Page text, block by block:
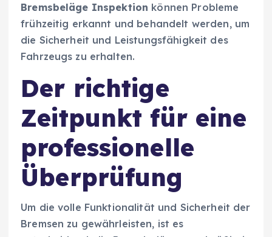
Bremsbeläge Inspektion können Probleme
frühzeitig erkannt und behandelt werden, um
die Sicherheit und Leistungsfähigkeit des
Fahrzeugs zu erhalten.
Der richtige
Zeitpunkt für eine
professionelle
Überprüfung
Um die volle Funktionalität und Sicherheit der
Bremsen zu gewährleisten, ist es